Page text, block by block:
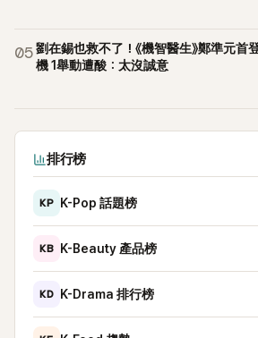
05劉在錫也救不了！《機智醫生》鄭準元首
機 1舉動遭酸：太沒誠意
排行榜
KP K-Pop 話題榜
KB K-Beauty 產品榜
KD K-Drama 排行榜